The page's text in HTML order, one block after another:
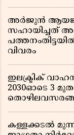
അർജുൻ
സഹായിച്ചത്
വിവരം ​​​​​​​
ഇലക്ട്രിക്
2030ഓടെ 3
കള്ളക്കടൽ